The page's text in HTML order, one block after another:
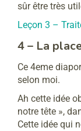
sûr être très
Leçon 3 –
4 – La
Ce 4eme
selon moi.
Ah cette idée
notre tête »,
Cette idée qui